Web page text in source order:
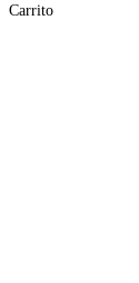
Carrito